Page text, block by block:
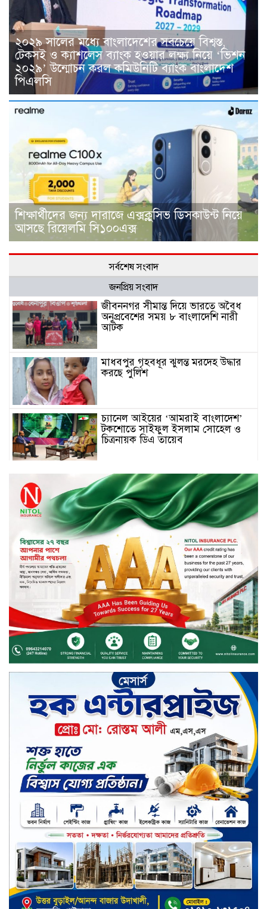
২০২৯ সালের মধ্যে বাংলাদেশের সবচেয়ে বিশ্বস্ত,
টেকসই ও ক্যাশলেস ব্যাংক হওয়ার লক্ষ্য নিয়ে ‘ভিশন
২০২৯’ উন্মোচন করল কমিউনিটি ব্যাংক বাংলাদেশ
পিএলসি
শিক্ষার্থীদের জন্য দারাজে এক্সক্লুসিভ ডিসকাউন্ট নিয়ে
আসছে রিয়েলমি সি১০০এক্স
সর্বশেষ সংবাদ
জনপ্রিয় সংবাদ
জীবননগর সীমান্ত দিয়ে ভারতে অবৈধ
অনুপ্রবেশের সময় ৮ বাংলাদেশি নারী
আটক
মাধবপুর গৃহবধূর ঝুলন্ত মরদেহ উদ্ধার
করছে পুলিশ
চ্যানেল আইয়ের ‘আমরাই বাংলাদেশ’
টকশোতে সাইফুল ইসলাম সোহেল ও
চিত্রনায়ক ডিএ তায়েব
টাঙ্গাইলে নিহত বাস মালিকদের
পরিবারকে অনুদান ও সম্মাননা প্রদান
টাঙ্গাইলে ভাষা কর্মশালা ও পুরষ্কার
বিতরণ
সড়ক নিরাপত্তায় বিশেষ অবদান রাখায়
নিসচা বিশেষ সম্মাননা পেলেন লায়ন গনি
মিয়া বাবুল
মার্কেন্টাইল ব্যাংকের নির্বাহী কমিটির
চেয়ারম্যান হলেন আনোয়ারুল হক
সপ্তাহের শেষ কার্যদিবসে লেনদেনের
তালিকায় শীর্ষে উঠে এসেছে শার্প
ইন্ডাস্ট্রিজ
সপ্তাহের শেষ কার্যদিবসে দরপতনের
শীর্ষে সেনা ইন্স্যুরেন্স
সপ্তাহের শেষ কার্যদিবসে দরবৃদ্ধির শীর্ষে
নিটল ইন্স্যুরেন্স
সিলেটের ওসমানীনগরে দুই বাসের
মুখোমুখি সংঘর্ষে ৮ জন নিহত